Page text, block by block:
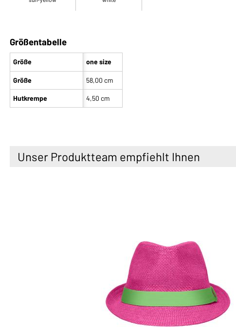
Größentabelle
Größe
Größe
Hutkrempe
one size
58,00 cm
4,50 cm
Unser Produktteam empfiehlt Ihnen